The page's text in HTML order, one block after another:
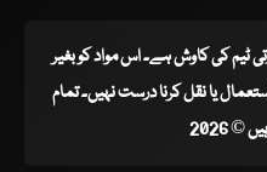
ٹیم کی کاوش ہے۔ اس مواد کو بغیر
یا نقل کرنا درست نہیں۔ تمام
2026